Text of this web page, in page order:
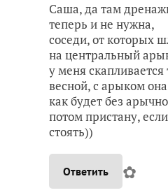
Саша, да там
теперь и не нужна,
соседи, от которых
на центральный
у меня скапливается
весной, с арыком
как будет без
потом пристану,
стоять))
Ответить ✿